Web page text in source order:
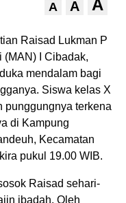
A A A
Raisad Lukman P
(MAN) I Cibadak,
mendalam bagi
Siswa kelas X
punggungnya terkena
di Kampung
Kecamatan
pukul 19.00 WIB.
Raisad sehari-
ibadah. Oleh